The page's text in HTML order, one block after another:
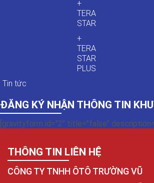
+
TERA
STAR
+
TERA
STAR
PLUS
Tin tức
ĐĂNG KÝ NHẬN THÔNG TIN
[gravityform id="2" title="false"
THÔNG TIN LIÊN HỆ
CÔNG TY TNHH ÔTÔ TRƯỜNG VŨ